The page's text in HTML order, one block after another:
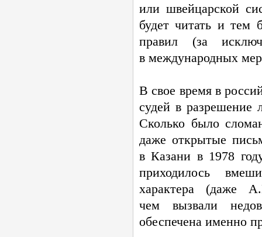
или швейцарской
будет читать и тем
правил (за
в международных
В свое время в
судей в разрешение
Сколько было
даже открытые
в Казани в 1978
приходилось
характера (даже
чем вызвали
обеспечена именно